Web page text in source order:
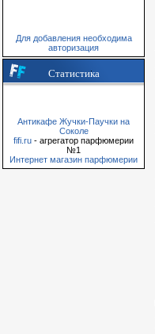
Для добавления необходима
авторизация
Статистика
Антикафе Жучки-Паучки на
Соколе
fifi.ru - агрегатор парфюмерии
№1
Интернет магазин парфюмерии